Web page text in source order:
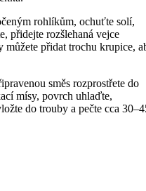
rohlíkům, ochuťte solí,
přidejte rozšlehaná vejce
můžete přidat trochu krupice,
směs rozprostřete do
mísy, povrch uhlaďte,
do trouby a pečte cca